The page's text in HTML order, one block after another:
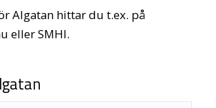
Algatan hittar du t.ex. på
eller SMHI.